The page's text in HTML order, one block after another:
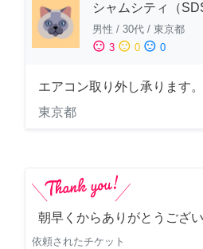
シャムシティ（
男性 / 30代 / 東京都
sentiment_satisfied 3 sentiment_neutral 0 sentiment_dissatisfied 0
エアコン取り外し承ります。
東京都
朝早くからありがとうござい
依頼されたチケット